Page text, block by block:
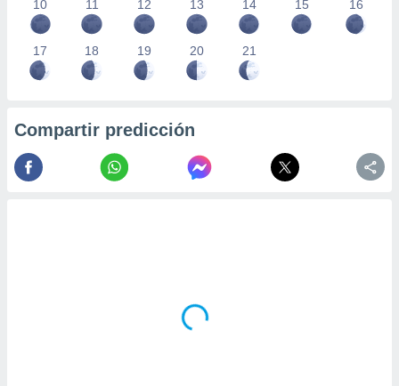
10 11 12 13 14 15 16
17 18 19 20 21
Compartir predicción